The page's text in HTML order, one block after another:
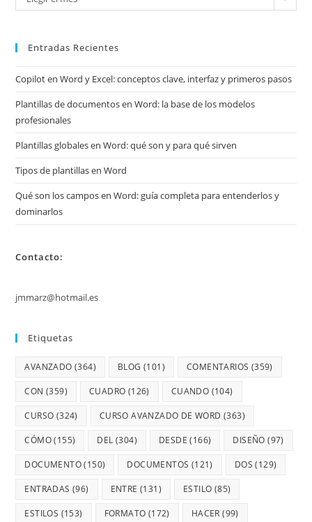
mis
Entradas Recientes
Copilot en Word y Excel: conceptos clave, interfaz y primeros pasos
Plantillas de documentos en Word: la base de los modelos
profesionales
Plantillas globales en Word: qué son y para qué sirven
Tipos de plantillas en Word
Qué son los campos en Word: guía completa para entenderlos y
dominarlos
Contacto:
jmmarz@hotmail.es
Etiquetas
AVANZADO (364) BLOG (101) COMENTARIOS (359)
CON (359) CUADRO (126) CUANDO (104)
CURSO (324) CURSO AVANZADO DE WORD (363)
CÓMO(155) DEL (304) DESDE (166) DISEÑO (97)
DOCUMENTO(150) DOCUMENTOS (121) DOS (129)
ENTRADAS (96) ENTRE (131) ESTILO (85)
ESTILOS (153) FORMATO (172) HACER (99)